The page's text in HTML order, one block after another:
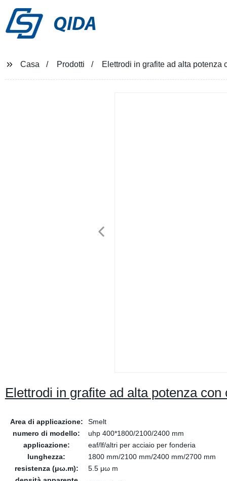
QIDA
Casa Prodotti Elettrodi in grafite ad alta
Elettrodi in grafite ad alta potenza
Area di applicazione:
Smelt
numero di modello:
uhp 400*1800/2100/2400 mm
applicazione:
eaf/lf/altri per acciaio per fonderia
lunghezza:
1800 mm/2100 mm/2400 mm/2700 mm
resistenza (μω.m):
5.5 μω m